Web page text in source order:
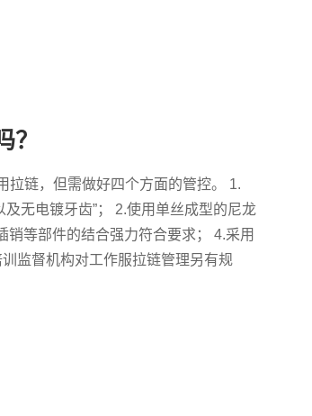
拉链，但需做好四个方面的管控。 1.
无电镀牙齿”； 2.使用单丝成型的尼龙
等部件的结合强力符合要求； 4.采用
监督机构对工作服拉链管理另有规